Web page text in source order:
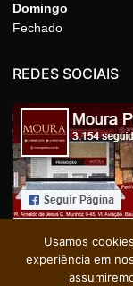
Domingo
Fechado
REDES SOCIAIS
Usamos
experiência em